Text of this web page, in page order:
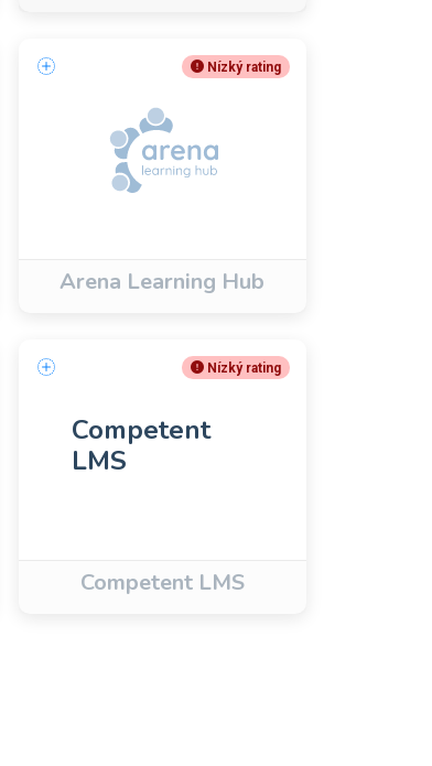
Nízký rating
Arena Learning Hub
Competent
LMS
Nízký rating
Competent LMS